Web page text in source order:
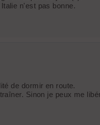
n'est pas bonne.
de dormir en route.
Sinon je peux me